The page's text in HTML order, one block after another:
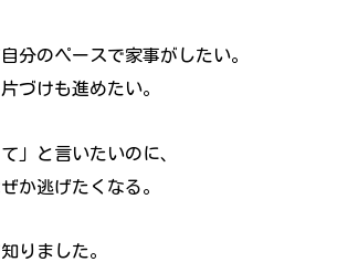
分のペースで家事がしたい。
づけも進めたい。
」と言いたいのに、
か逃げたくなる。
りました。